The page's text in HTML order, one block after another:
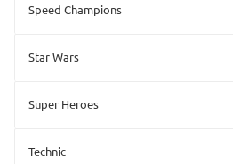
Speed Champions
Star Wars
Super Heroes
Technic